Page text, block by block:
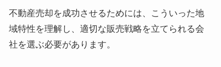
不動産売却を成功させるためには、こういった地
域特性を理解し、適切な販売戦略を立てられる会
社を選ぶ必要があります。